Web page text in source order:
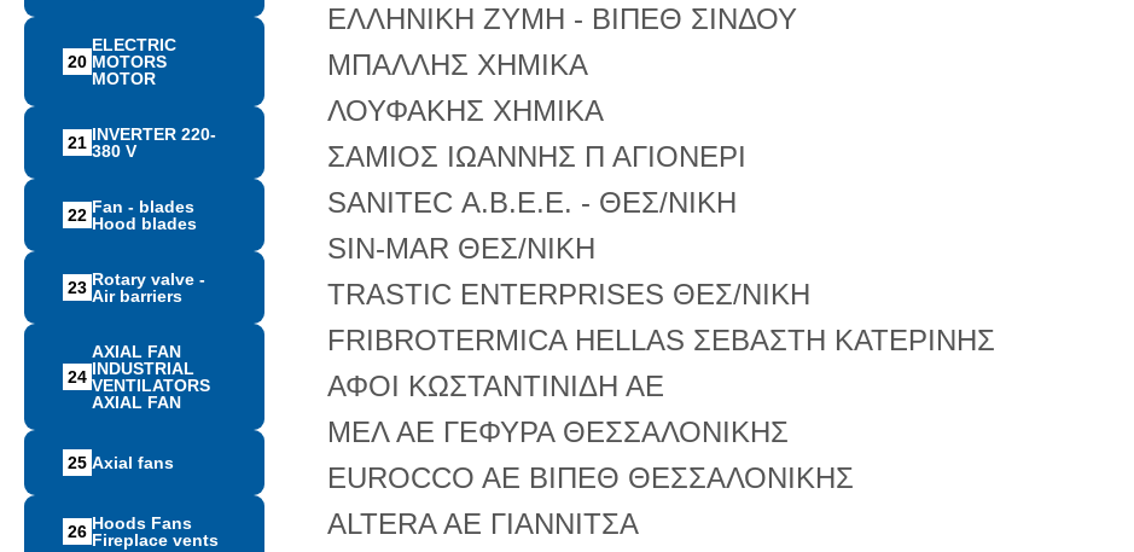
20
ELECTRIC
MOTORS
MOTOR
21 INVERTER 220-
380 V
22 Fan - blades
Hood blades
23 Rotary valve -
Air barriers
24
AXIAL FAN
INDUSTRIAL
VENTILATORS
AXIAL FAN
25 Αxial fans
26 Hoods Fans
Fireplace vents
ΕΛΛΗΝΙΚΗ ΖΥΜΗ - ΒΙΠΕΘ ΣΙΝΔΟΥ
ΜΠΑΛΛΗΣ ΧΗΜΙΚΑ
ΛΟΥΦΑΚΗΣ ΧΗΜΙΚΑ
ΣΑΜΙΟΣ ΙΩΑΝΝΗΣ Π ΑΓΙΟΝΕΡΙ
SANITEC Α.Β.Ε.Ε. - ΘΕΣ/ΝΙΚΗ
SIN-MAR ΘΕΣ/ΝΙΚΗ
TRASTIC ENTERPRISES ΘΕΣ/ΝΙΚΗ
FRIBROTERMICA HELLAS ΣΕΒΑΣΤΗ ΚΑΤΕΡΙΝΗΣ
ΑΦΟΙ ΚΩΣΤΑΝΤΙΝΙΔΗ ΑΕ
ΜΕΛ ΑΕ ΓΕΦΥΡΑ ΘΕΣΣΑΛΟΝΙΚΗΣ
EUROCCO AE ΒΙΠΕΘ ΘΕΣΣΑΛΟΝΙΚΗΣ
ALTERA AE ΓΙΑΝΝΙΤΣΑ